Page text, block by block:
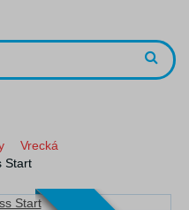
Vrecká
Start